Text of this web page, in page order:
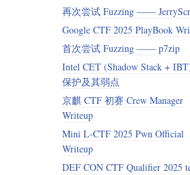
再次尝试 Fuzzing ——
Google CTF 2025 PlayBook
首次尝试 Fuzzing —— p7zip
Intel CET (Shadow Stack +
保护及其弱点
京麒 CTF 初赛 Crew Manager
Writeup
Mini L-CTF 2025 Pwn Official
Writeup
DEF CON CTF Qualifier 2025